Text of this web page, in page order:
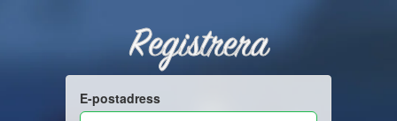
Registrera
E-postadress